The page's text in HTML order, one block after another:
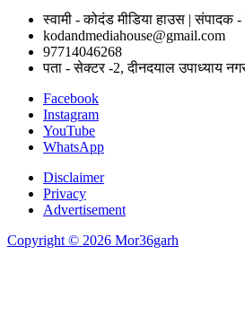
स्वामी - कोदंड मीडिया हाउस | संपादक -
kodandmediahouse@gmail.com
97714046268
पता - सेक्टर -2, दीनदयाल उपाध्याय
Facebook
Instagram
YouTube
WhatsApp
Disclaimer
Privacy
Advertisement
Copyright © 2026 Mor36garh